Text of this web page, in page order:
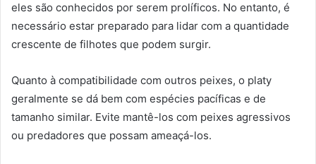
eles são conhecidos por serem prolíficos. No entanto, é
necessário estar preparado para lidar com a quantidade
crescente de filhotes que podem surgir.
Quanto à compatibilidade com outros peixes, o platy
geralmente se dá bem com espécies pacíficas e de
tamanho similar. Evite mantê-los com peixes agressivos
ou predadores que possam ameaçá-los.